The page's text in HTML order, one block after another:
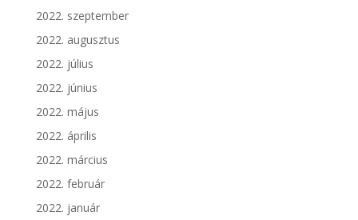
2022. szeptember
2022. augusztus
2022. július
2022. június
2022. május
2022. április
2022. március
2022. február
2022. január